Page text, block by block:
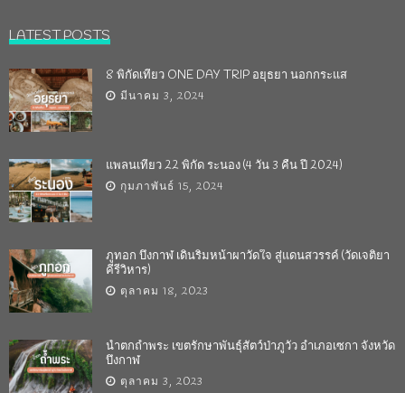
LATEST POSTS
8 พิกัดเที่ยว ONE DAY TRIP อยุธยา นอกกระแส
มีนาคม 3, 2024
แพลนเที่ยว 22 พิกัด ระนอง (4 วัน 3 คืน ปี 2024)
กุมภาพันธ์ 15, 2024
ภูทอก บึงกาฬ เดินริมหน้าผาวัดใจ สู่แดนสวรรค์ (วัดเจติยา
คีรีวิหาร)
ตุลาคม 18, 2023
น้ำตกถ้ำพระ เขตรักษาพันธุ์สัตว์ป่าภูวัว อำเภอเซกา จังหวัด
บึงกาฬ
ตุลาคม 3, 2023